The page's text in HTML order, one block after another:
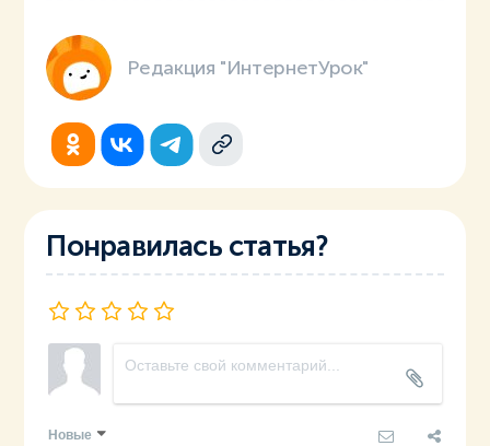
Редакция "ИнтернетУрок"
Понравилась статья?
Новые